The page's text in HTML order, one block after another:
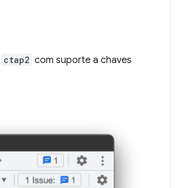
ctap2 com suporte a chaves